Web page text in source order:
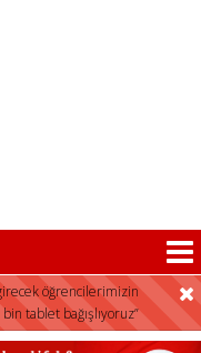
öğrencilerimizin
tablet bağışlıyoruz”